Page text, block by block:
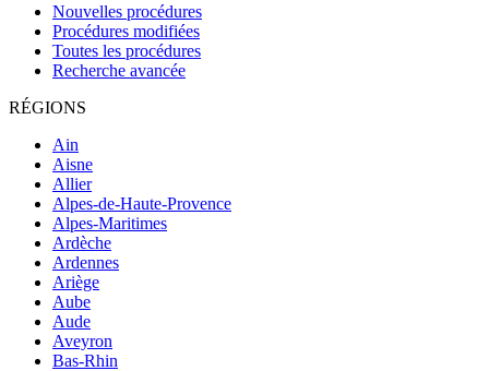
Nouvelles procédures
Procédures modifiées
Toutes les procédures
Recherche avancée
RÉGIONS
Ain
Aisne
Allier
Alpes-de-Haute-Provence
Alpes-Maritimes
Ardèche
Ardennes
Ariège
Aube
Aude
Aveyron
Bas-Rhin